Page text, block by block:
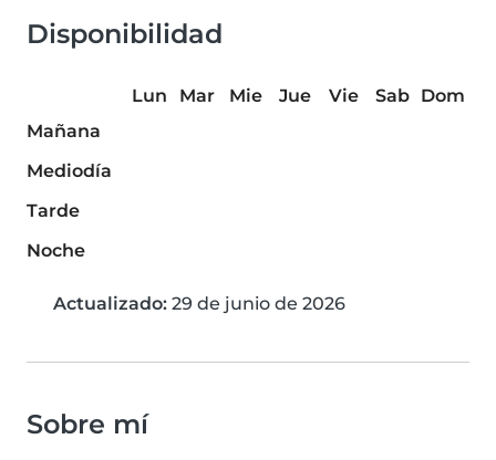
Disponibilidad
Lun Mar Mie Jue Vie Sab
Dom
Mañana
Mediodía
Tarde
Noche
Actualizado: 29 de junio de 2026
Sobre mí